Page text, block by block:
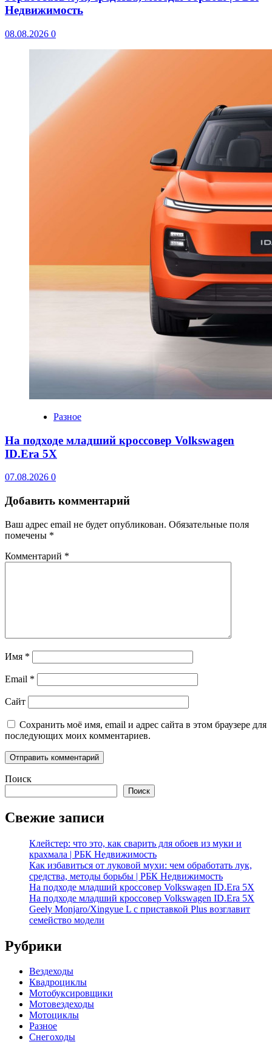
Недвижимость
08.08.2026 0
Разное
На подходе младший кроссовер Volkswagen
ID.Era 5X
07.08.2026 0
Добавить комментарий
Ваш адрес email не будет опубликован. Обязательные поля
помечены *
Комментарий *
Имя *
Email *
Сайт
Сохранить моё имя, email и адрес сайта в этом браузере для
последующих моих комментариев.
Поиск
Поиск
Свежие записи
Клейстер: что это, как сварить для обоев из муки и
крахмала | РБК Недвижимость
Как избавиться от луковой мухи: чем обработать лук,
средства, методы борьбы | РБК Недвижимость
На подходе младший кроссовер Volkswagen ID.Era 5X
На подходе младший кроссовер Volkswagen ID.Era 5X
Geely Monjaro/Xingyue L с приставкой Plus возглавит
семейство модели
Рубрики
Вездеходы
Квадроциклы
Мотобуксировщики
Мотовездеходы
Мотоциклы
Разное
Снегоходы